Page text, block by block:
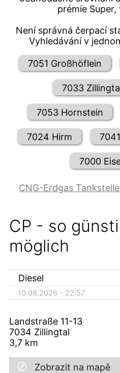
prémie Super,
Není správná čerpací
Vyhledávání v
7051 Großhöflein
7033
7053 Hornstein
7024 Hirm
7000
CNG-Erdgas
CP - so
möglich
Diesel
10.08.2026 - 22:57
Landstraße 11-13
7034 Zillingtal
3,7 km
Zobrazit na mapě